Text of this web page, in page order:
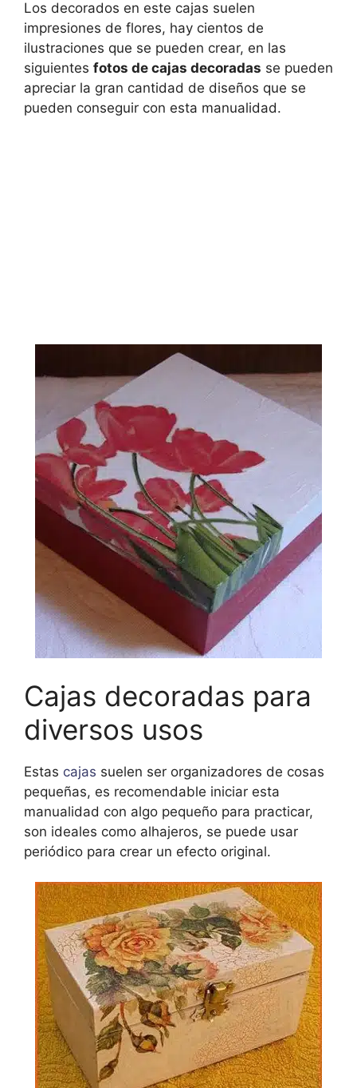
Los decorados en este cajas suelen
impresiones de flores, hay cientos de
ilustraciones que se pueden crear, en las
siguientes fotos de cajas decoradas se pueden
apreciar la gran cantidad de diseños que se
pueden conseguir con esta manualidad.
Cajas decoradas para
diversos usos
Estas cajas suelen ser organizadores de cosas
pequeñas, es recomendable iniciar esta
manualidad con algo pequeño para practicar,
son ideales como alhajeros, se puede usar
periódico para crear un efecto original.